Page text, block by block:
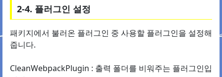
2-4. 플러그인 설정
패키지에서 불러온 플러그인 중 사용할 플러그인을 설정해
줍니다.
CleanWebpackPlugin : 출력 폴더를 비워주는 플러그인입